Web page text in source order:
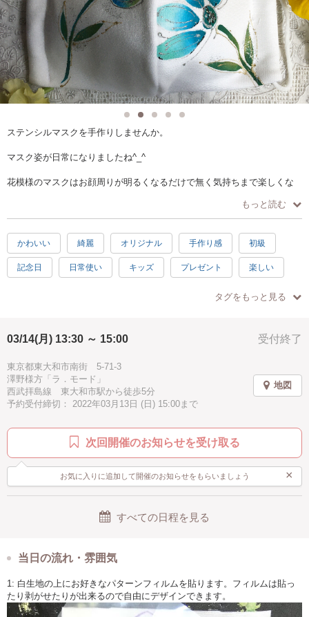
ステンシルマスクを手作りしませんか。
マスク姿が日常になりましたね^_^
花模様のマスクはお顔周りが明るくなるだけで無く気持ちまで楽しくな
どなたでも簡単にステキな花模様のステンシルマスクができる手作り体
験教室です^_^
女性用マスク一枚をステンシル（型染め）します。
綿とポリエステル混の白生地にインストラクターの指導のもと時間内は
インストラクターがダブルガーゼの裏生地を付け縫製します。
お渡しは後日になります。
出来上がりは送料をいただき郵送する事もできますし、ご自身で持ち帰
り、縫って頂く事もできます。
プレゼントにも喜ばれますね。
お子様も体験できます。
小学4年生以下のお子様は保護者の方の付き添いをお願い致します。
手作りステンシルマスクで日常を楽しくオシャレに演出してくださいね♪
もっと読む
かわいい 綺麗 オリジナル 手作り感 初級
記念日 日常使い キッズ プレゼント 楽しい
1.5時間
徒歩5分以内
タグをもっと見る
受付終了
03/14(月) 13:30 ～ 15:00
東京都東大和市南街 5-71-3
澤野様方「ラ．モード」
西武拝島線 東大和市駅から徒歩5分
予約受付締切： 2022年03月13日 (日) 15:00まで
地図
次回開催のお知らせを受け取る
お気に入りに追加して開催のお知らせをもらいましょう ×
すべての日程を見る
当日の流れ・雰囲気
1: 白生地の上にお好きなパターンフィルムを貼ります。フィルムは貼っ
たり剥がせたりが出来るので自由にデザインできます。